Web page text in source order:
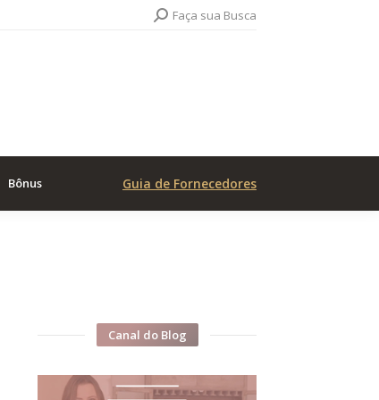
Search:Faça sua Busca
Bônus Guia de Fornecedores
Canal do Blog